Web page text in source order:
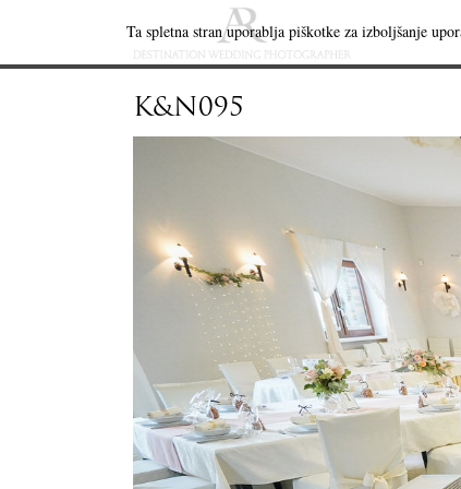
K&N095
Ta spletna stran uporablja piškotke za izboljšanje